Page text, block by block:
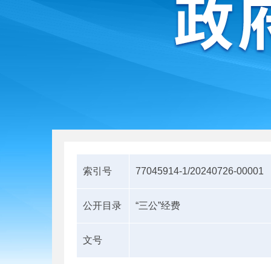
索引号 77045914-1/20240726-00001
公开目录 “三公”经费
文号